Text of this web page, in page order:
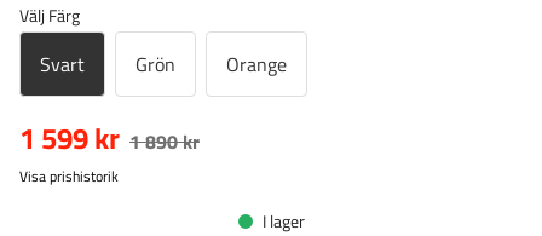
Välj Färg
Svart Grön Orange
1 599 kr 1 890 kr
Visa prishistorik
I lager